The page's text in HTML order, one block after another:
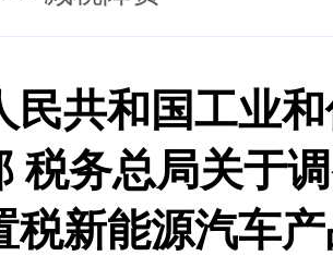
民共和国工业
税务总局关于
税新能源汽车